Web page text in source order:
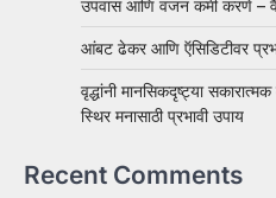
उपवास आणि वजन कमी करणे –
आंबट ढेकर आणि ऍसिडिटीवर
वृद्धांनी मानसिकदृष्ट्या
स्थिर मनासाठी प्रभावी उपाय
Recent Comments